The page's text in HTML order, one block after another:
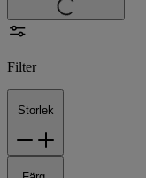
Filter
Storlek